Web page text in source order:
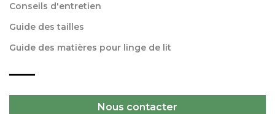
Conseils d'entretien
Guide des tailles
Guide des matières pour linge de lit
Nous contacter